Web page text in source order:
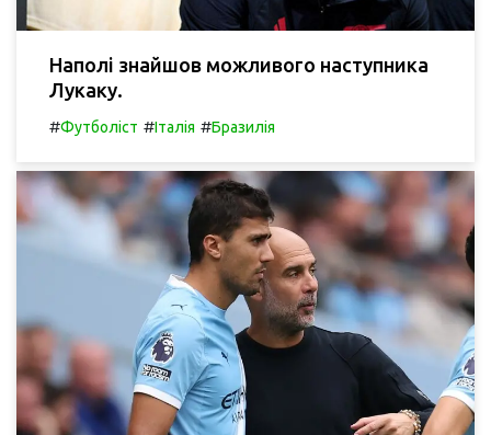
Наполі знайшов можливого наступника
Лукаку.
#Футболіст #Італія #Бразилія